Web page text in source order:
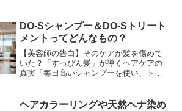
DO-Sシャンプー＆DO-Sトリート
メントってどんなもの？
【美容師の告白】そのケアが髪を傷めて
いた？「すっぴん髪」が導くヘアケアの
真実「毎日高いシャンプーを使い、トリ
が細くなり、変なクセ...
ヘアカラーリングや天然ヘナ染め